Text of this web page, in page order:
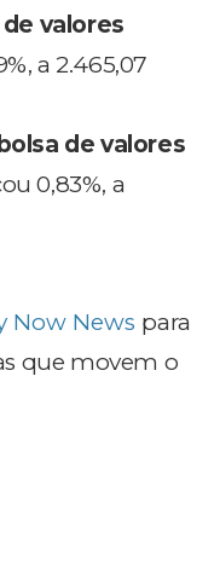
valores
a 2.465,07
de valores
0,83%, a
Now News para
que movem o